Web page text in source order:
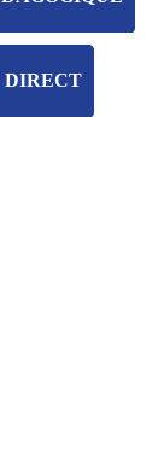
DIRECT